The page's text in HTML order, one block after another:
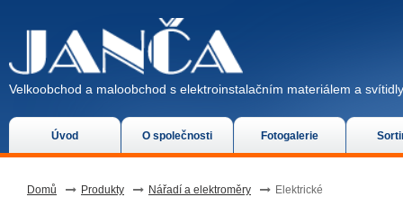
Úvod O společnosti Fotogalerie
Velkoobchod a maloobchod s elektroinstalačním materiálem a
Domů Produkty Nářadí a elektroměry Elektrické